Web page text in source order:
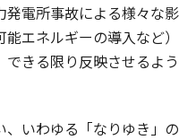
電所事故による様々な影
エネルギーの導入など）
きる限り反映させるよう
いわゆる「なりゆき」の